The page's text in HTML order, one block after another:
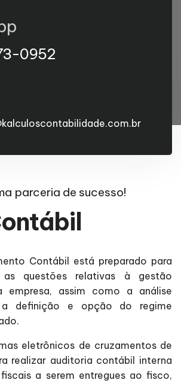
0952
parceria de sucesso!
Contábil está preparado para
questões relativas à gestão
empresa, assim como a análise
definição e opção do regime
eletrônicos de cruzamentos de
realizar auditoria contábil interna
a serem entregues ao fisco,